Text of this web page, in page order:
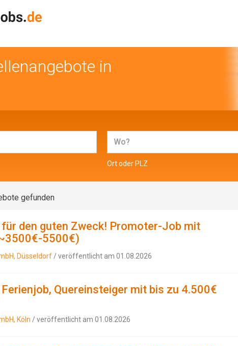
in
Ort oder PLZ
gefunden
den guten Zweck! Promoter-Job mit
5500€)
Düsseldorf / veröffentlicht am 01.08.2026
Quereinsteiger mit bis zu 4.500€
Köln / veröffentlicht am 01.08.2026